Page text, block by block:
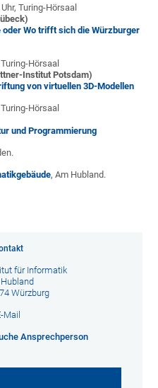
Turing-Hörsaal
Wo trifft sich die Würzburger
Hörsaal
Institut Potsdam)
von virtuellen 3D-Modellen
Hörsaal
und Programmierung
, Am Hubland.
für Informatik
Würzburg
Mail
Ansprechperson